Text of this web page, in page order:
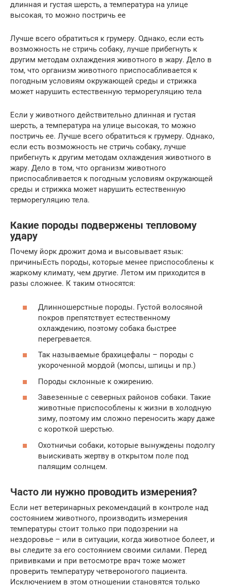
длинная и густая шерсть, а температура на улице
высокая, то можно постричь ее
Лучше всего обратиться к грумеру. Однако, если есть
возможность не стричь собаку, лучше прибегнуть к
другим методам охлаждения животного в жару. Дело в
том, что организм животного приспосабливается к
погодным условиям окружающей среды и стрижка
может нарушить естественную терморегуляцию тела
Если у животного действительно длинная и густая
шерсть, а температура на улице высокая, то можно
постричь ее. Лучше всего обратиться к грумеру. Однако,
если есть возможность не стричь собаку, лучше
прибегнуть к другим методам охлаждения животного в
жару. Дело в том, что организм животного
приспосабливается к погодным условиям окружающей
среды и стрижка может нарушить естественную
терморегуляцию тела.
Какие породы подвержены тепловому
удару
Почему йорк дрожит дома и высовывает язык:
причиныЕсть породы, которые менее приспособлены к
жаркому климату, чем другие. Летом им приходится в
разы сложнее. К таким относятся:
Длинношерстные породы. Густой волосяной
покров препятствует естественному
охлаждению, поэтому собака быстрее
перегревается.
Так называемые брахицефалы – породы с
укороченной мордой (мопсы, шпицы и пр.)
Породы склонные к ожирению.
Завезенные с северных районов собаки. Такие
животные приспособлены к жизни в холодную
зиму, поэтому им сложно переносить жару даже
с короткой шерстью.
Охотничьи собаки, которые вынуждены подолгу
выискивать жертву в открытом поле под
палящим солнцем.
Часто ли нужно проводить измерения?
Если нет ветеринарных рекомендаций в контроле над
состоянием животного, производить измерения
температуры стоит только при подозрении на
нездоровье – или в ситуации, когда животное болеет, и
вы следите за его состоянием своими силами. Перед
прививками и при ветосмотре врач тоже может
проверить температуру четвероногого пациента.
Исключением в этом отношении становятся только